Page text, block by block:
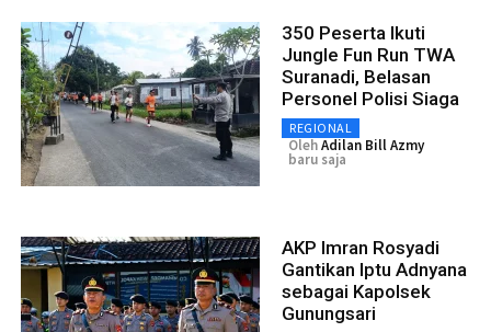
350 Peserta Ikuti
Jungle Fun Run TWA
Suranadi, Belasan
Personel Polisi Siaga
REGIONAL
OlehAdilan Bill Azmy
baru saja
AKP Imran Rosyadi
Gantikan Iptu Adnyana
sebagai Kapolsek
Gunungsari